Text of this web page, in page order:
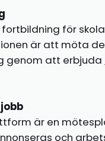
för
är att möta
genom att erbjuda
är en
och